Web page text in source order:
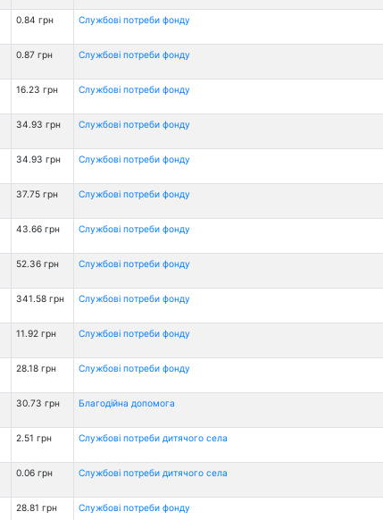
0.84 грн Службові потреби фонду
0.87 грн Службові потреби фонду
16.23 грн Службові потреби фонду
34.93 грн Службові потреби фонду
34.93 грн Службові потреби фонду
37.75 грн Службові потреби фонду
43.66 грн Службові потреби фонду
52.36 грн Службові потреби фонду
341.58 грн Службові потреби фонду
11.92 грн Службові потреби фонду
28.18 грн Службові потреби фонду
30.73 грн Благодійна допомога
2.51 грн Службові потреби дитячого села
0.06 грн Службові потреби дитячого села
28.81 грн Службові потреби фонду